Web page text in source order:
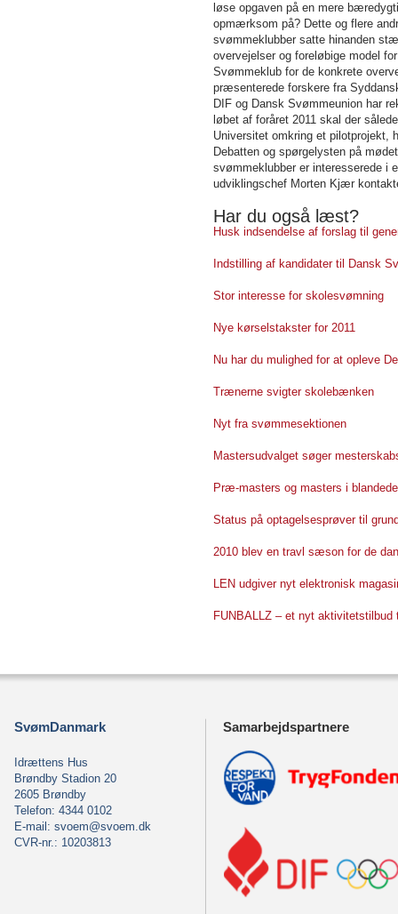
løse opgaven på en mere
opmærksom på? Dette og flere
svømmeklubber satte hinanden
overvejelser og foreløbige model
Svømmeklub for de konkrete
præsenterede forskere fra
DIF og Dansk Svømmeunion har
løbet af foråret 2011 skal der
Universitet omkring et pilotprojekt,
Debatten og spørgelysten på
svømmeklubber er interesserede
udviklingschef Morten Kjær
Har du også læst?
Husk indsendelse af forslag til
Indstilling af kandidater til Dansk
Stor interesse for skolesvømning
Nye kørselstakster for 2011
Nu har du mulighed for at opleve
Trænerne svigter skolebænken
Nyt fra svømmesektionen
Mastersudvalget søger
Præ-masters og masters i
Status på optagelsesprøver til
2010 blev en travl sæson for de
LEN udgiver nyt elektronisk
FUNBALLZ – et nyt aktivitetstilbud
SvømDanmark
Idrættens Hus
Brøndby Stadion 20
2605 Brøndby
Telefon: 4344 0102
E-mail: svoem@svoem.dk
CVR-nr.: 10203813
Samarbejdspartnere